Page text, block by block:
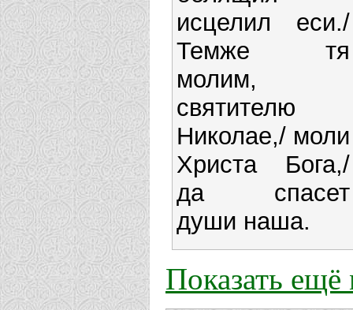
исцелил еси./
Темже тя
молим,
святителю
Николае,/ моли
Христа Бога,/
да спасет
души наша.
Показать